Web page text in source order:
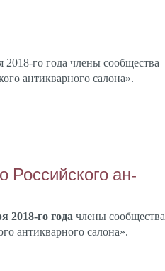
2018-го го­да чле­ны со­об­щес­тва
ан­тиквар­но­го са­лона».
Рос­сий­ско­го ан­
2018-го го­да чле­ны со­об­щес­тва
ан­тиквар­но­го са­лона».